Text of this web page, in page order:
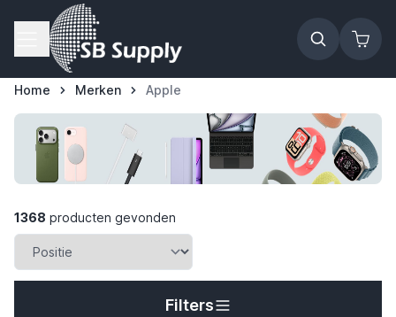
Ga naar de inhoud
Home Merken Apple
1368 producten gevonden
Filters